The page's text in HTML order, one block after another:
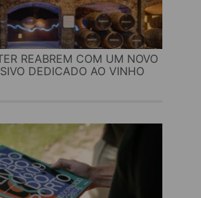
REABREM COM UM NOVO
DEDICADO AO VINHO